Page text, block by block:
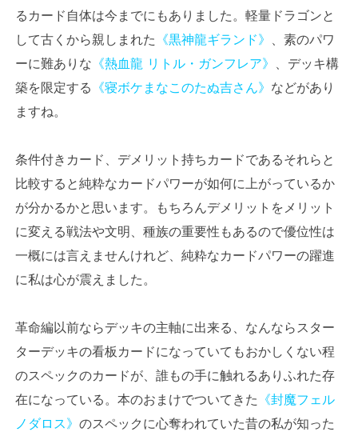
るカード自体は今までにもありました。軽量ドラゴンと
して古くから親しまれた 《黒神龍ギランド》
、素のパワ
ーに難ありな 《熱血龍 リトル・ガンフレア》
、デッキ構
築を限定する 《寝ボケまなこのたぬ吉さん》 などがあり
ますね。
条件付きカード、デメリット持ちカードであるそれらと
比較すると純粋なカードパワーが如何に上がっているか
が分かるかと思います。もちろんデメリットをメリット
に変える戦法や文明、種族の重要性もあるので優位性は
一概には言えませんけれど、純粋なカードパワーの躍進
に私は心が震えました。
革命編以前ならデッキの主軸に出来る、なんならスター
ターデッキの看板カードになっていてもおかしくない程
のスペックのカードが、誰もの手に触れるありふれた存
在になっている。本のおまけでついてきた 《封魔フェル
ノダロス》 のスペックに心奪われていた昔の私が知った